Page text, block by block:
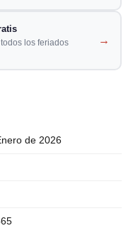
los feriados
→
de 2026